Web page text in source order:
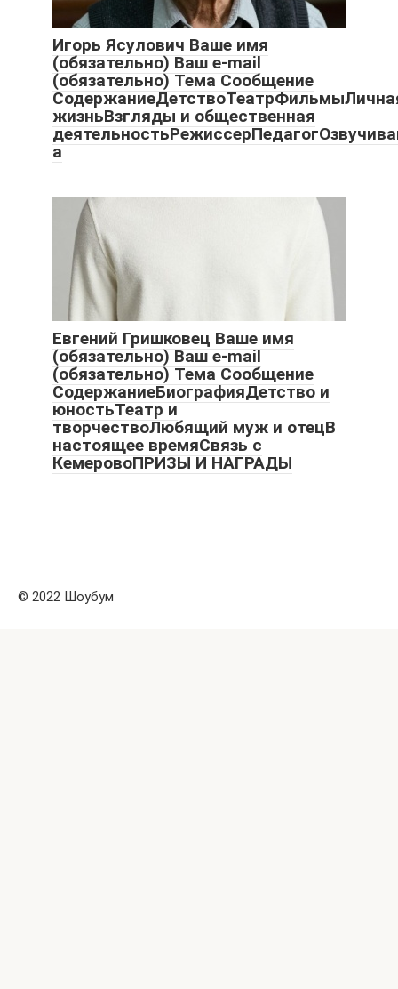
Игорь Ясулович Ваше имя
(обязательно) Ваш e-mail
(обязательно) Тема Сообщение
жизньВзгляды и общественная
а
Евгений Гришковец Ваше имя
(обязательно) Ваш e-mail
(обязательно) Тема Сообщение
СодержаниеБиографияДетство и
юностьТеатр и
творчествоЛюбящий муж и отецВ
настоящее времяСвязь с
КемеровоПРИЗЫ И НАГРАДЫ
© 2022 Шоубум